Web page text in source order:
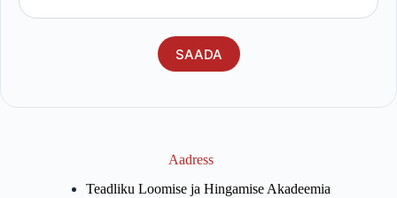
SAADA
Aadress
Teadliku Loomise ja Hingamise Akadeemia